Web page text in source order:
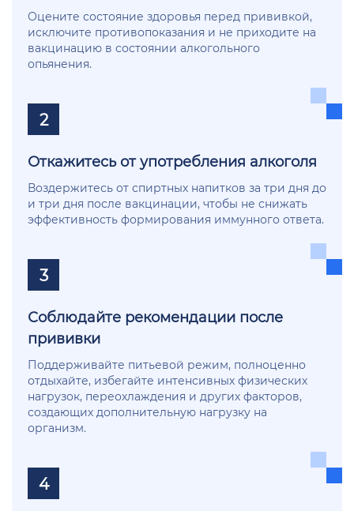
Оцените состояние здоровья перед прививкой,
исключите противопоказания и не приходите на
вакцинацию в состоянии алкогольного
опьянения.
2
Откажитесь от употребления алкоголя
Воздержитесь от спиртных напитков за три дня до
и три дня после вакцинации, чтобы не снижать
эффективность формирования иммунного ответа.
3
Соблюдайте рекомендации после
прививки
Поддерживайте питьевой режим, полноценно
отдыхайте, избегайте интенсивных физических
нагрузок, переохлаждения и других факторов,
создающих дополнительную нагрузку на
организм.
4